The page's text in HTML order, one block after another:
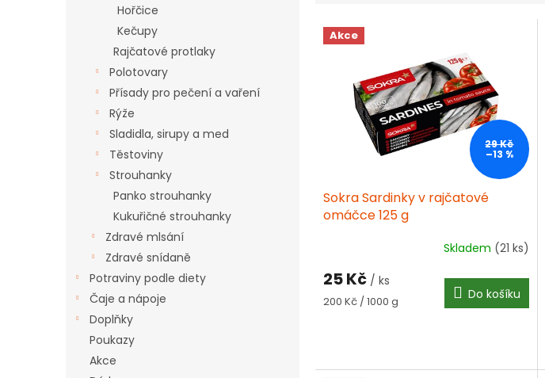
Hořčice
Kečupy
Rajčatové protlaky
Polotovary
Přísady pro pečení a vaření
Rýže
Sladidla, sirupy a med
Těstoviny
Strouhanky
Panko strouhanky
Kukuřičné strouhanky
Zdravé mlsání
Zdravé snídaně
Potraviny podle diety
Čaje a nápoje
Doplňky
Poukazy
Akce
nV Akce
29 Kč
–13 %
Sokra Sardinky v rajčatové
omáčce 125 g
Skladem (21 ks)
25 Kč / ks
Měrná
200 Kč / 1000 g Do košíku